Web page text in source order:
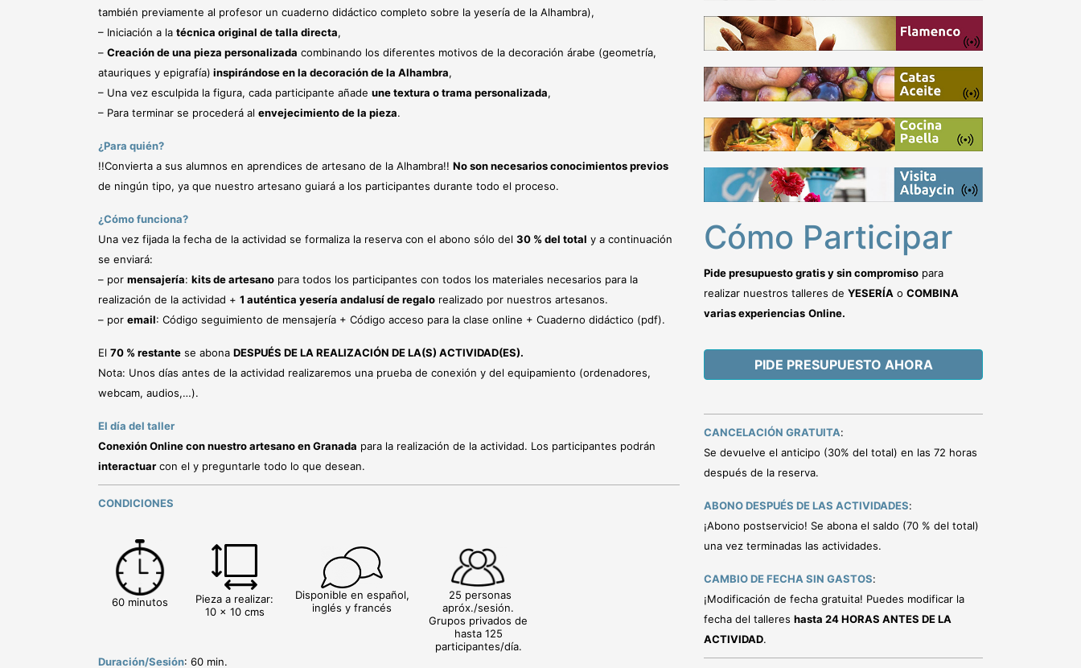
también previamente al profesor un cuaderno didáctico completo sobre la yesería de la Alhambra),
– Iniciación a la técnica original de talla directa,
– Creación de una pieza personalizada combinando los diferentes motivos de la decoración árabe (geometría,
atauriques y epigrafía) inspirándose en la decoración de la Alhambra,
– Una vez esculpida la figura, cada participante añade une textura o trama personalizada,
– Para terminar se procederá al envejecimiento de la pieza.
¿Para quién?
!!Convierta a sus alumnos en aprendices de artesano de la Alhambra!! No son necesarios conocimientos previos
de ningún tipo, ya que nuestro artesano guiará a los participantes durante todo el proceso.
¿Cómo funciona?
Una vez fijada la fecha de la actividad se formaliza la reserva con el abono sólo del 30 % del total y a continuación
se enviará:
– por mensajería: kits de artesano para todos los participantes con todos los materiales necesarios para la
realización de la actividad + 1 auténtica yesería andalusí de regalo realizado por nuestros artesanos.
– por email: Código seguimiento de mensajería + Código acceso para la clase online + Cuaderno didáctico (pdf).
El 70 % restante se abona DESPUÉS DE LA REALIZACIÓN DE LA(S) ACTIVIDAD(ES).
Nota: Unos días antes de la actividad realizaremos una prueba de conexión y del equipamiento (ordenadores,
webcam, audios,…).
El día del taller
Conexión Online con nuestro artesano en Granada para la realización de la actividad. Los participantes podrán
interactuar con el y preguntarle todo lo que desean.
CONDICIONES
60 minutos
Pieza a realizar:
10 x 10 cms
Disponible en español,
inglés y francés
25 personas
apróx./sesión.
Grupos privados de
hasta 125
participantes/día.
Duración/Sesión: 60 min.
Cómo Participar
Pide presupuesto gratis y sin compromiso para
realizar nuestros talleres deYESERÍA oCOMBINA
varias experiencias Online.
PIDE PRESUPUESTO AHORA
CANCELACIÓN GRATUITA:
Se devuelve el anticipo (30% del total) en las 72 horas
después de la reserva.
ABONO DESPUÉS DE LAS ACTIVIDADES:
¡Abono postservicio! Se abona el saldo (70 % del total)
una vez terminadas las actividades.
CAMBIO DE FECHA SIN GASTOS:
¡Modificación de fecha gratuita! Puedes modificar la
fecha del tallereshasta 24 HORAS ANTES DE LA
ACTIVIDAD.